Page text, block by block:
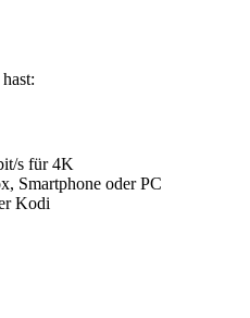
s für 4K
Smartphone oder PC
Kodi